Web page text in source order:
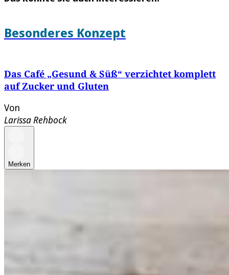
Besonderes Konzept
Das Café „Gesund & Süß“ verzichtet komplett
auf Zucker und Gluten
Von
Larissa Rehbock
Merken